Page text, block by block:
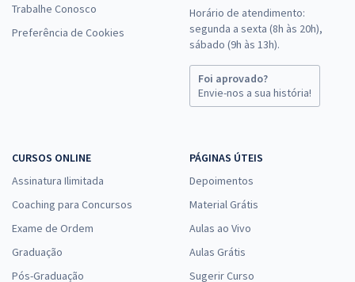
Trabalhe Conosco
Preferência de Cookies
Horário de atendimento:
segunda a sexta (8h às 20h),
sábado (9h às 13h).
Foi aprovado?
Envie-nos a sua história!
CURSOS ONLINE
Assinatura Ilimitada
Coaching para Concursos
Exame de Ordem
Graduação
Pós-Graduação
PÁGINAS ÚTEIS
Depoimentos
Material Grátis
Aulas ao Vivo
Aulas Grátis
Sugerir Curso